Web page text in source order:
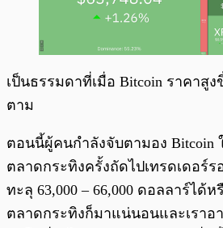
เป็นธรรมดาที่เมื่อ Bitcoin ราคาสู
ตาม
ตอนนี้ผู้คนกำลังจับตามอง Bitcoin
ตลาดกระทิงครั้งถัดไปเทรดเดอร์ร
ทะลุ 63,000 – 66,000 ดอลลาร์ได้
ตลาดกระทิงก็มาแน่นอนและเราอ